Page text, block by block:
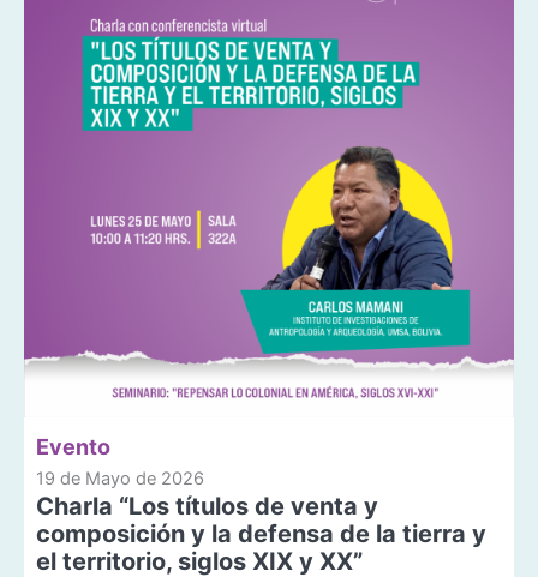
Evento
19 de Mayo de 2026
Charla “Los títulos de venta y
composición y la defensa de la tierra y
el territorio, siglos XIX y XX”